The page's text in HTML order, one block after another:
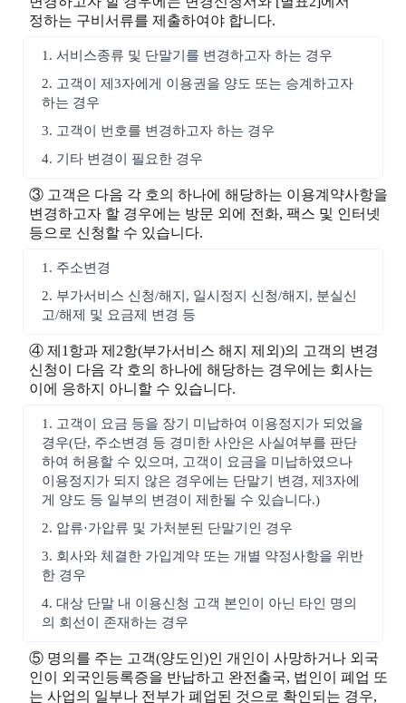
정하는 구비서류를 제출하여야 합니다.
1. 서비스종류 및 단말기를 변경하고자 하는 경우
2. 고객이 제3자에게 이용권을 양도 또는 승계하고자
하는 경우
3. 고객이 번호를 변경하고자 하는 경우
4. 기타 변경이 필요한 경우
③ 고객은 다음 각 호의 하나에 해당하는 이용계약사항을
변경하고자 할 경우에는 방문 외에 전화, 팩스 및 인터넷
등으로 신청할 수 있습니다.
1. 주소변경
2. 부가서비스 신청/해지, 일시정지 신청/해지, 분실신
고/해제 및 요금제 변경 등
④ 제1항과 제2항(부가서비스 해지 제외)의 고객의 변경
신청이 다음 각 호의 하나에 해당하는 경우에는 회사는
이에 응하지 아니할 수 있습니다.
1. 고객이 요금 등을 장기 미납하여 이용정지가 되었을
경우(단, 주소변경 등 경미한 사안은 사실여부를 판단
하여 허용할 수 있으며, 고객이 요금을 미납하였으나
이용정지가 되지 않은 경우에는 단말기 변경, 제3자에
게 양도 등 일부의 변경이 제한될 수 있습니다.)
2. 압류·가압류 및 가처분된 단말기인 경우
3. 회사와 체결한 가입계약 또는 개별 약정사항을 위반
한 경우
4. 대상 단말 내 이용신청 고객 본인이 아닌 타인 명의
의 회선이 존재하는 경우
⑤ 명의를 주는 고객(양도인)인 개인이 사망하거나 외국
인이 외국인등록증을 반납하고 완전출국, 법인이 폐업 또
는 사업의 일부나 전부가 폐업된 것으로 확인되는 경우,